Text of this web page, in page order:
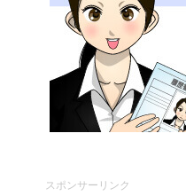
スポンサーリンク